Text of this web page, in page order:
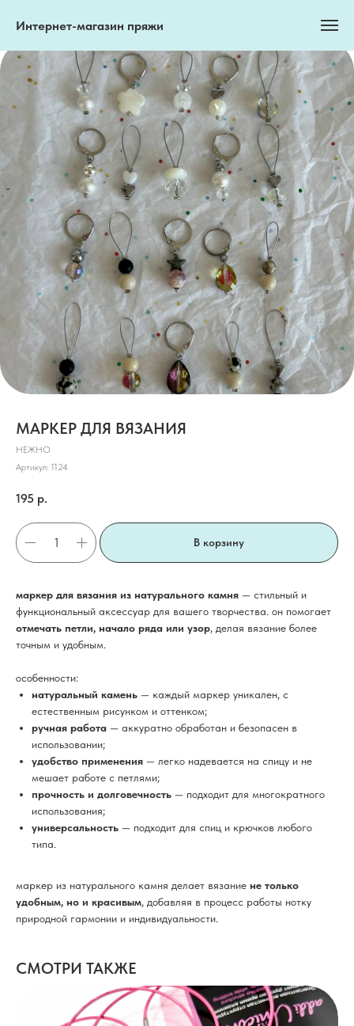
Интернет-магазин пряжи
Интернет-магазин пряжи
МАРКЕР ДЛЯ ВЯЗАНИЯ
НЕЖНО
Артикул: 1124
195 р.
В корзину
маркер для вязания из натурального камня — стильный и
функциональный аксессуар для вашего творчества. он помогает
отмечать петли, начало ряда или узор, делая вязание более
точным и удобным.
особенности:
натуральный камень — каждый маркер уникален, с
естественным рисунком и оттенком;
ручная работа — аккуратно обработан и безопасен в
использовании;
удобство применения — легко надевается на спицу и не
мешает работе с петлями;
прочность и долговечность — подходит для многократного
использования;
универсальность — подходит для спиц и крючков любого
типа.
маркер из натурального камня делает вязание не только
удобным, но и красивым, добавляя в процесс работы нотку
природной гармонии и индивидуальности.
СМОТРИ ТАКЖЕ